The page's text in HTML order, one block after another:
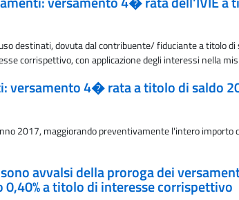
destinati, dovuta dal contribuente/ fiduciante a titolo
corrispettivo, con applicazione degli interessi nella
versamento 4� rata a titolo di saldo
2017, maggiorando preventivamente l'intero importo
avvalsi della proroga dei
a titolo di interesse corrispettivo